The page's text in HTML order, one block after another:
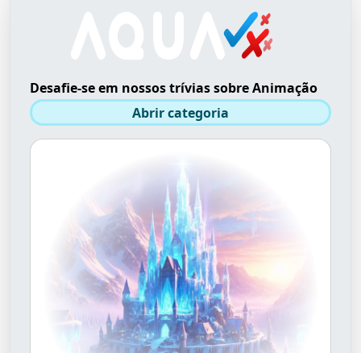
Desafie-se em nossos trívias sobre Animação
Abrir categoria